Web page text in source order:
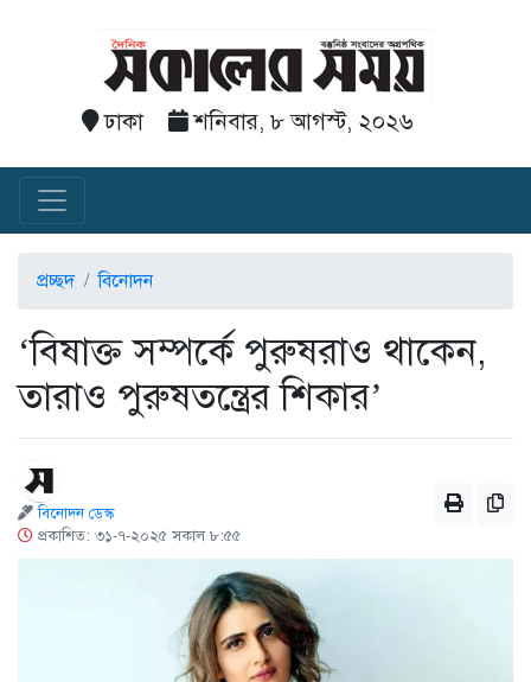
ঢাকা শনিবার, ৮ আগস্ট, ২০২৬
প্রচ্ছদ বিনোদন
‘বিষাক্ত সম্পর্কে পুরুষরাও থাকেন,
তারাও পুরুষতন্ত্রের শিকার’
বিনোদন ডেস্ক
প্রকাশিত: ৩১-৭-২০২৫ সকাল ৮:৫৫